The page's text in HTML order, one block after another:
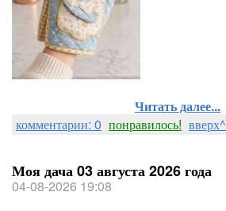
Читать далее...
комментарии: 0 понравилось! вверх^
Моя дача 03 августа 2026 года
04-08-2026 19:08